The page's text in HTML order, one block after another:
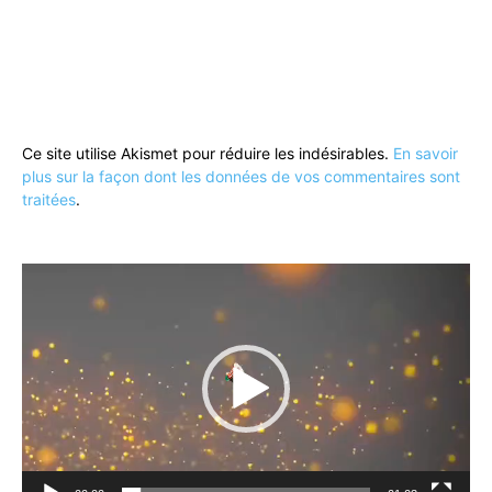
Ce site utilise Akismet pour réduire les indésirables. En savoir
plus sur la façon dont les données de vos commentaires sont
traitées.